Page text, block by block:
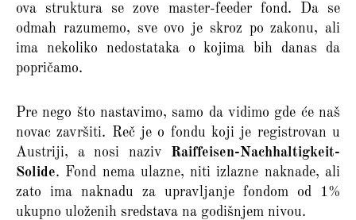
ova struktura se zove master-feeder fond. Da se
odmah razumemo, sve ovo je skroz po zakonu, ali
ima nekoliko nedostataka o kojima bih danas da
popričamo.
Pre nego što nastavimo, samo da vidimo gde će naš
novac završiti. Reč je o fondu koji je registrovan u
Austriji, a nosi naziv Raiffeisen-Nachhaltigkeit-
Solide. Fond nema ulazne, niti izlazne naknade, ali
zato ima naknadu za upravljanje fondom od 1%
ukupno uloženih sredstava na godišnjem nivou.